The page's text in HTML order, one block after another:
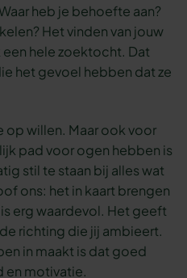
heb je behoefte aan?
Het vinden van jouw
hele zoektocht. Dat
het gevoel hebben dat ze
op willen. Maar ook voor
pad voor ogen hebben is
stil te staan bij alles wat
ons: het in kaart brengen
erg waardevol. Het geeft
richting die jij ambieert.
in maakt is dat goed
en motivatie.